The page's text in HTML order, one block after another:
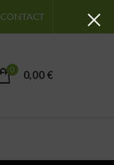
CONTACT
0 0,00€